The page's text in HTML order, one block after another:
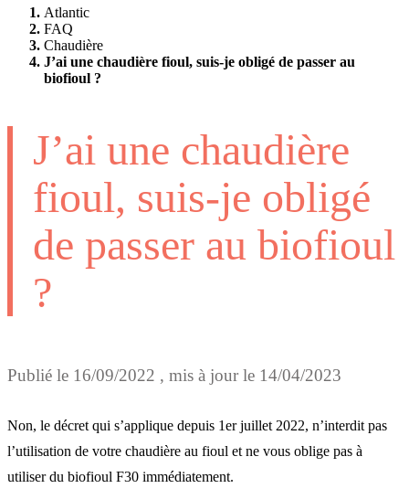
Atlantic
FAQ
Chaudière
J’ai une chaudière fioul, suis-je obligé de passer au
biofioul ?
J’ai une chaudière
fioul, suis-je obligé
de passer au biofioul
?
Publié le 16/09/2022 , mis à jour le 14/04/2023
Non, le décret qui s’applique depuis 1er juillet 2022, n’interdit pas
l’utilisation de votre chaudière au fioul et ne vous oblige pas à
utiliser du biofioul F30 immédiatement.